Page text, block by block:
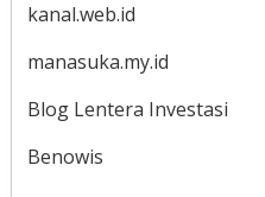
kanal.web.id
manasuka.my.id
Blog Lentera Investasi
Benowis